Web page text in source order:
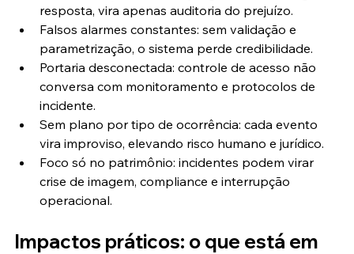
resposta, vira apenas auditoria do prejuízo.
Falsos alarmes constantes: sem validação e
parametrização, o sistema perde credibilidade.
Portaria desconectada: controle de acesso não
conversa com monitoramento e protocolos de
incidente.
Sem plano por tipo de ocorrência: cada evento
vira improviso, elevando risco humano e jurídico.
Foco só no patrimônio: incidentes podem virar
crise de imagem, compliance e interrupção
operacional.
Impactos práticos: o que está em